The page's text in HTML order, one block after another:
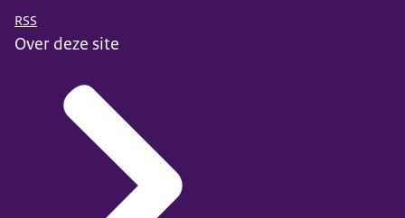
RSS
Over deze site